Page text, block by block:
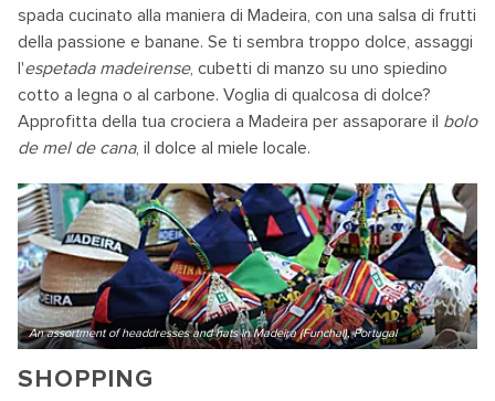
spada cucinato alla maniera di Madeira, con una salsa di frutti
della passione e banane. Se ti sembra troppo dolce, assaggi
l'espetada madeirense, cubetti di manzo su uno spiedino
cotto a legna o al carbone. Voglia di qualcosa di dolce?
Approfitta della tua crociera a Madeira per assaporare il bolo
de mel de cana, il dolce al miele locale.
An assortment of headdresses and hats in Madeira (Funchal), Portugal
SHOPPING